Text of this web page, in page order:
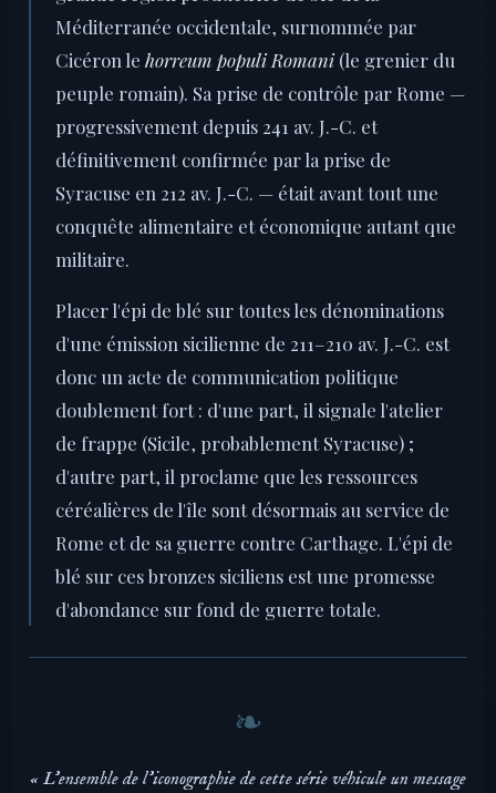
Méditerranée occidentale, surnommée par
Cicéron le horreum populi Romani (le grenier du
peuple romain). Sa prise de contrôle par Rome —
progressivement depuis 241 av. J.-C. et
définitivement confirmée par la prise de
Syracuse en 212 av. J.-C. — était avant tout une
conquête alimentaire et économique autant que
militaire.
Placer l'épi de blé sur toutes les dénominations
d'une émission sicilienne de 211–210 av. J.-C. est
donc un acte de communication politique
doublement fort : d'une part, il signale l'atelier
de frappe (Sicile, probablement Syracuse) ;
d'autre part, il proclame que les ressources
céréalières de l'île sont désormais au service de
Rome et de sa guerre contre Carthage. L'épi de
blé sur ces bronzes siciliens est une promesse
d'abondance sur fond de guerre totale.
« L'ensemble de l'iconographie de cette série véhicule un message